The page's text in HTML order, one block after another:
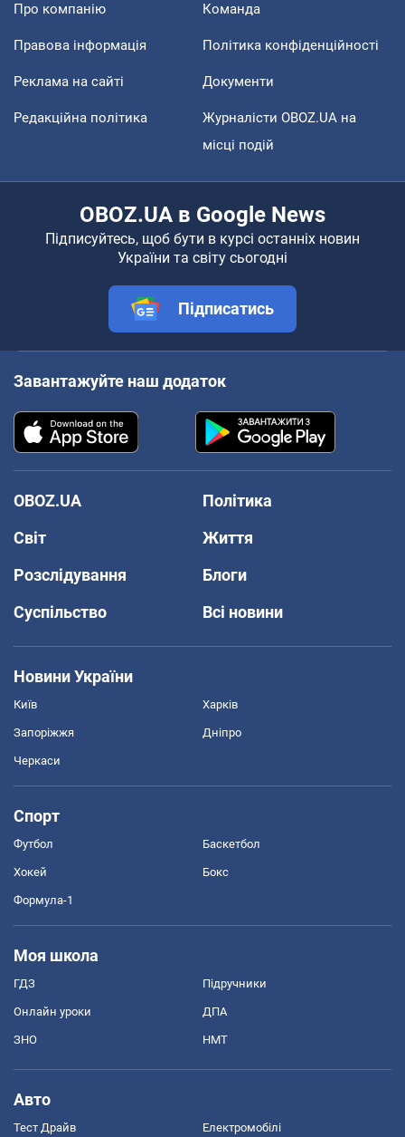
Про компанію Команда
Правова інформація Політика конфіденційності
Реклама на сайті Документи
Редакційна політика
Журналісти OBOZ.UA на
місці подій
OBOZ.UA в Google News
Підписуйтесь, щоб бути в курсі останніх новин
України та світу сьогодні
Підписатись
Завантажуйте наш додаток
OBOZ.UA
Політика
Світ
Життя
Розслідування
Блоги
Суспільство
Всі новини
Новини України
Київ Харків
Запоріжжя Дніпро
Черкаси
Спорт
Футбол Баскетбол
Хокей Бокс
Формула-1
Моя школа
ГДЗ Підручники
Онлайн уроки ДПА
ЗНО НМТ
Авто
Тест Драйв Електромобілі